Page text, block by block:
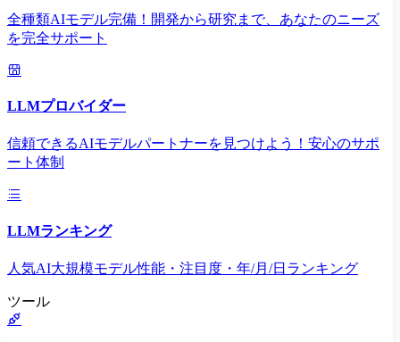
全種類AIモデル完備！開発から研究まで、あなたのニーズ
を完全サポート
LLMプロバイダー
信頼できるAIモデルパートナーを見つけよう！安心のサポ
ート体制
LLMランキング
人気AI大規模モデル性能・注目度・年/月/日ランキング
ツール